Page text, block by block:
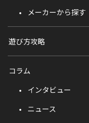
メーカーから探す
遊び方攻略
コラム
インタビュー
ニュース